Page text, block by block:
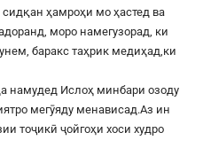
ҳамроҳи мо ҳастед ва
моро намегузорад, ки
баракс таҳрик медиҳад,ки
намудед Ислоҳ минбари озоду
мегӯяду менависад.Аз ин
тоҷикӣ ҷойгоҳи хоси худро